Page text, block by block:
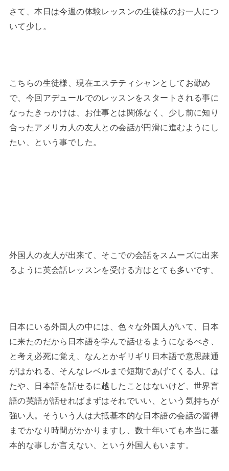
さて、本日は今週の体験レッスンの生徒様のお一人につ
いて少し。
こちらの生徒様、現在エステティシャンとしてお勤め
で、今回アデュールでのレッスンをスタートされる事に
なったきっかけは、お仕事とは関係なく、少し前に知り
合ったアメリカ人の友人との会話が円滑に進むようにし
たい、という事でした。
外国人の友人が出来て、そこでの会話をスムーズに出来
るように英会話レッスンを受ける方はとても多いです。
日本にいる外国人の中には、色々な外国人がいて、日本
に来たのだから日本語を学んで話せるようになるべき、
と考え必死に覚え、なんとかギリギリ日本語で意思疎通
がはかれる、そんなレベルまで短期であげてくる人、は
たや、日本語を話せるに越したことはないけど、世界言
語の英語が話せればまずはそれでいい、という気持ちが
強い人。そういう人は大抵基本的な日本語の会話の習得
までかなり時間がかかりますし、数十年いても本当に基
本的な事しか言えない、という外国人もいます。